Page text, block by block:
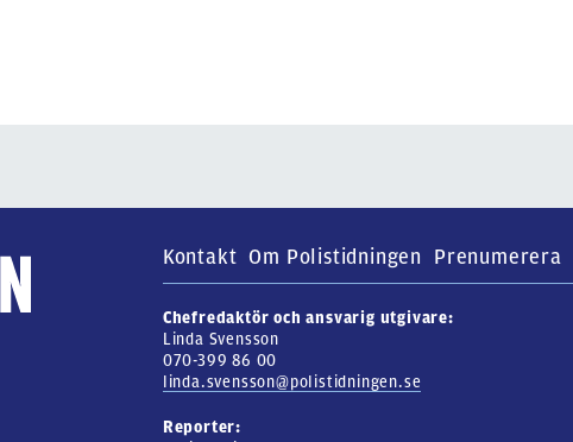
Kontakt Om Polistidningen Prenumerera
Chefredaktör och ansvarig utgivare:
Linda Svensson
070-399 86 00
linda.svensson@polistidningen.se
Reporter: